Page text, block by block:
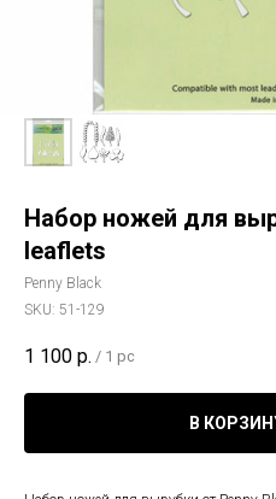
Набор ножей для
leaflets
Penny Black
SKU: 51-129
1 100 р. / 1 pc
В